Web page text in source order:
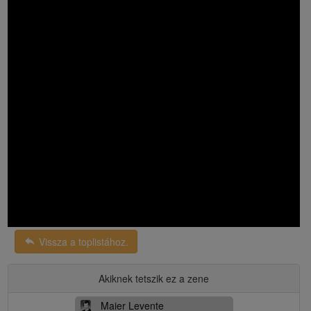
reply Vissza a toplistához.
Akiknek tetszik ez a zene
Maier Levente